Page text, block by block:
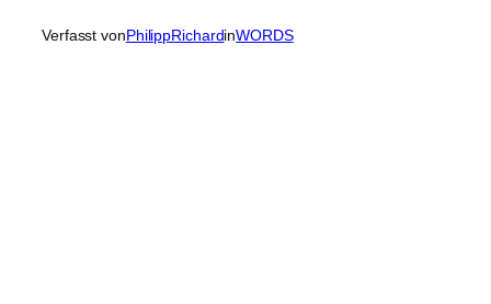
Verfasst vonPhilippRichardinWORDS